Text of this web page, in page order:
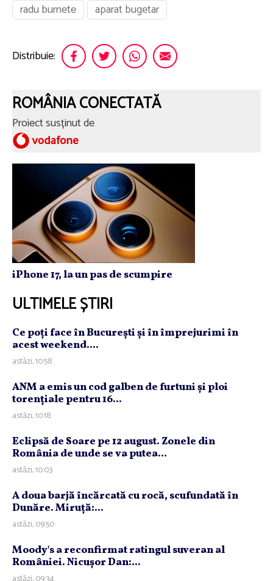
radu burnete
aparat bugetar
Distribuie:
ROMÂNIA CONECTATĂ
Proiect susținut de
iPhone 17, la un pas de scumpire
ULTIMELE ȘTIRI
Ce poţi face în Bucureşti şi în împrejurimi în
acest weekend....
astăzi, 10:58
ANM a emis un cod galben de furtuni şi ploi
torenţiale pentru 16...
astăzi, 10:18
Eclipsă de Soare pe 12 august. Zonele din
România de unde se va putea...
astăzi, 10:03
A doua barjă încărcată cu rocă, scufundată în
Dunăre. Miruţă:...
astăzi, 09:50
Moody's a reconfirmat ratingul suveran al
României. Nicuşor Dan:...